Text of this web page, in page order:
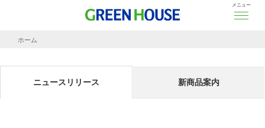
メニュー
ホーム
ニュースリリース 新商品案内